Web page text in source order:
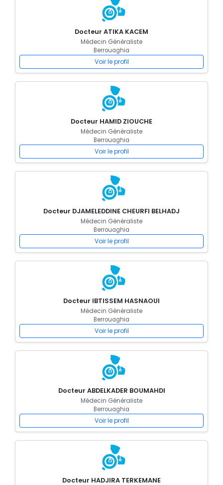
Docteur ATIKA KACEM
Médecin Généraliste
Berrouaghia
Voir le profil
Docteur HAMID ZIOUCHE
Médecin Généraliste
Berrouaghia
Voir le profil
Docteur DJAMELEDDINE CHEURFI BELHADJ
Médecin Généraliste
Berrouaghia
Voir le profil
Docteur IBTISSEM HASNAOUI
Médecin Généraliste
Berrouaghia
Voir le profil
Docteur ABDELKADER BOUMAHDI
Médecin Généraliste
Berrouaghia
Voir le profil
Docteur HADJIRA TERKEMANE